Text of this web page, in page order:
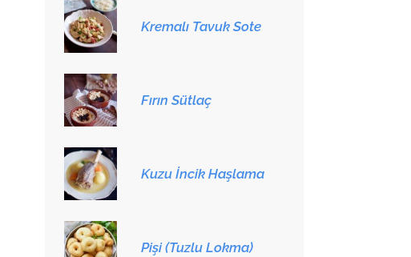
Kremalı Tavuk Sote
Fırın Sütlaç
Kuzu İncik Haşlama
Pişi (Tuzlu Lokma)